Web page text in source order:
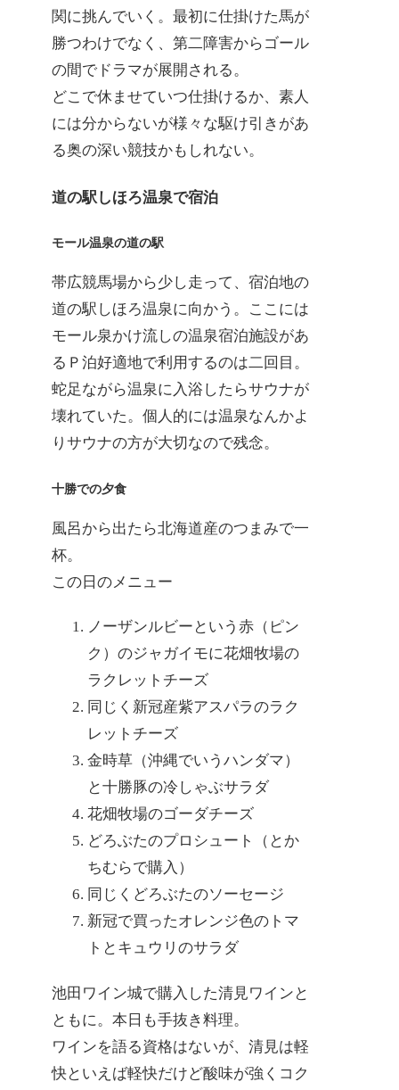
関に挑んでいく。最初に仕掛けた馬が
勝つわけでなく、第二障害からゴール
の間でドラマが展開される。
どこで休ませていつ仕掛けるか、素人
には分からないが様々な駆け引きがあ
る奥の深い競技かもしれない。
道の駅しほろ温泉で宿泊
モール温泉の道の駅
帯広競馬場から少し走って、宿泊地の
道の駅しほろ温泉に向かう。ここには
モール泉かけ流しの温泉宿泊施設があ
るＰ泊好適地で利用するのは二回目。
蛇足ながら温泉に入浴したらサウナが
壊れていた。個人的には温泉なんかよ
りサウナの方が大切なので残念。
十勝での夕食
風呂から出たら北海道産のつまみで一
杯。
この日のメニュー
ノーザンルビーという赤（ピン
ク）のジャガイモに花畑牧場の
ラクレットチーズ
同じく新冠産紫アスパラのラク
レットチーズ
金時草（沖縄でいうハンダマ）
と十勝豚の冷しゃぶサラダ
花畑牧場のゴーダチーズ
どろぶたのプロシュート（とか
ちむらで購入）
同じくどろぶたのソーセージ
新冠で買ったオレンジ色のトマ
トとキュウリのサラダ
池田ワイン城で購入した清見ワインと
ともに。本日も手抜き料理。
ワインを語る資格はないが、清見は軽
快といえば軽快だけど酸味が強くコク